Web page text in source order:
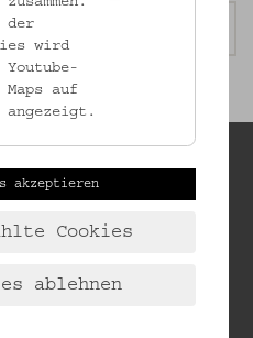
der
wird
Maps auf
akzeptieren
Cookies
ablehnen